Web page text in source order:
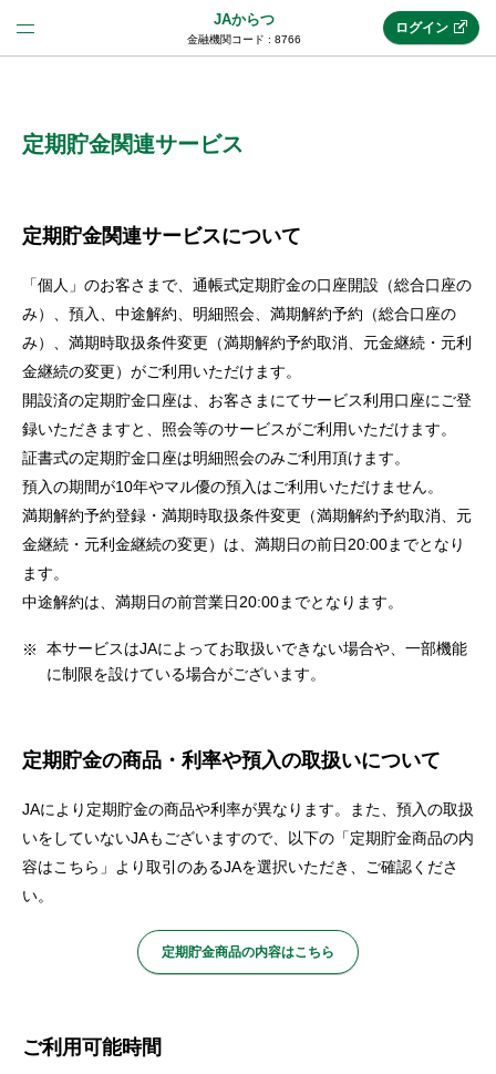
JAからつ
金融機関コード : 8766
(法人JAネットバンク)
メリット
機能・サービス
セキュリティ
使い方
困った時は
ログイン
定期貯金関連サービス
定期貯金関連サービスについて
「個人」のお客さまで、通帳式定期貯金の口座開設（総合口座の
み）、預入、中途解約、明細照会、満期解約予約（総合口座の
み）、満期時取扱条件変更（満期解約予約取消、元金継続・元利
金継続の変更）がご利用いただけます。
開設済の定期貯金口座は、お客さまにてサービス利用口座にご登
録いただきますと、照会等のサービスがご利用いただけます。
証書式の定期貯金口座は明細照会のみご利用頂けます。
預入の期間が10年やマル優の預入はご利用いただけません。
満期解約予約登録・満期時取扱条件変更（満期解約予約取消、元
金継続・元利金継続の変更）は、満期日の前日20:00までとなり
ます。
中途解約は、満期日の前営業日20:00までとなります。
本サービスはJAによってお取扱いできない場合や、一部機能
に制限を設けている場合がございます。
定期貯金の商品・利率や預入の取扱いについて
JAにより定期貯金の商品や利率が異なります。また、預入の取扱
いをしていないJAもございますので、以下の「定期貯金商品の内
容はこちら」より取引のあるJAを選択いただき、ご確認くださ
い。
定期貯金商品の内容はこちら
ご利用可能時間